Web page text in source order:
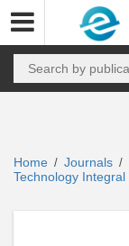
Home / Journals /
Technology Integral